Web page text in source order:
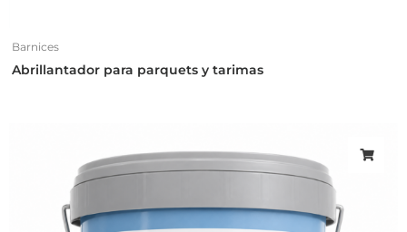
Barnices
Abrillantador para parquets y tarimas